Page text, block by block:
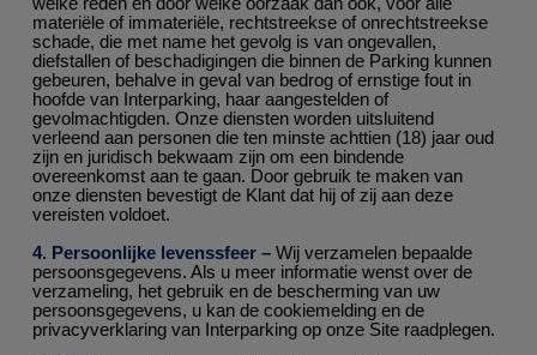
materiële of immateriële, rechtstreekse of onrechtstreekse
schade, die met name het gevolg is van ongevallen,
diefstallen of beschadigingen die binnen de Parking kunnen
gebeuren, behalve in geval van bedrog of ernstige fout in
hoofde van Interparking, haar aangestelden of
gevolmachtigden. Onze diensten worden uitsluitend
verleend aan personen die ten minste achttien (18) jaar oud
zijn en juridisch bekwaam zijn om een bindende
overeenkomst aan te gaan. Door gebruik te maken van
onze diensten bevestigt de Klant dat hij of zij aan deze
vereisten voldoet.
4. Persoonlijke levenssfeer – Wij verzamelen bepaalde
persoonsgegevens. Als u meer informatie wenst over de
verzameling, het gebruik en de bescherming van uw
persoonsgegevens, u kan de cookiemelding en de
privacyverklaring van Interparking op onze Site raadplegen.